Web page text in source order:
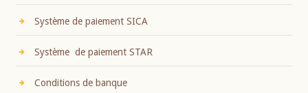
Système de paiement SICA
Système de paiement STAR
Conditions de banque